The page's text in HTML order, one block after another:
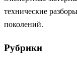
технические
поколений.
Рубрики